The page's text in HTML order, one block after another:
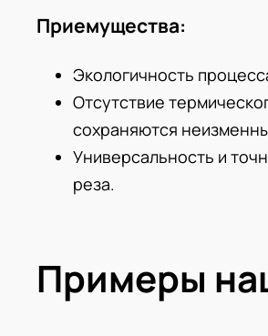
Приемущества:
Экологичность
Отсутствие
сохраняются
Универсальность и
реза.
Примеры